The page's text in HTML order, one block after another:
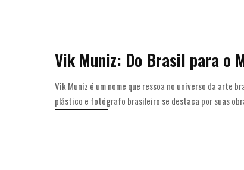
Vik Muniz: Do Brasil para o
Vik Muniz é um nome que ressoa no universo da arte
plástico e fotógrafo brasileiro se destaca por suas